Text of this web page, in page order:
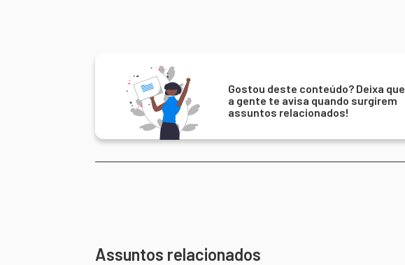
Gostou deste conteúdo? Deixa que
a gente te avisa quando surgirem
assuntos relacionados!
Assuntos relacionados